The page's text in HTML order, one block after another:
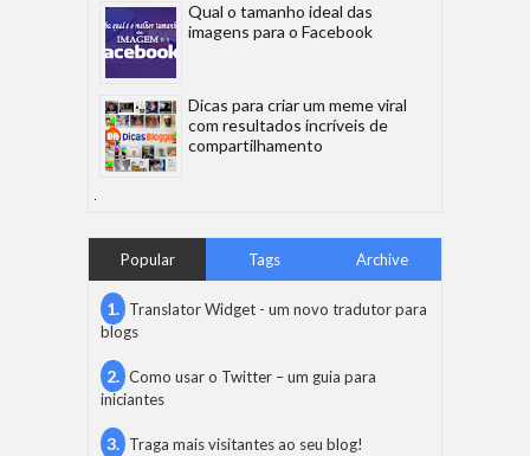
Qual o tamanho ideal das
imagens para o Facebook
Dicas para criar um meme viral
com resultados incríveis de
compartilhamento
Popular Tags Archive
Translator Widget - um novo tradutor para
blogs
Como usar o Twitter – um guia para
iniciantes
Traga mais visitantes ao seu blog!